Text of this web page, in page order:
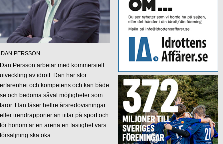
DAN PERSSON
Dan Persson arbetar med kommersiell
utveckling av idrott. Dan har stor
erfarenhet och kompetens och kan både
se och bedöma såväl möjligheter som
faror. Han läser hellre årsredovisningar
eller trendrapporter än tittar på sport och
för honom är en arena en fastighet vars
försäljning ska öka.